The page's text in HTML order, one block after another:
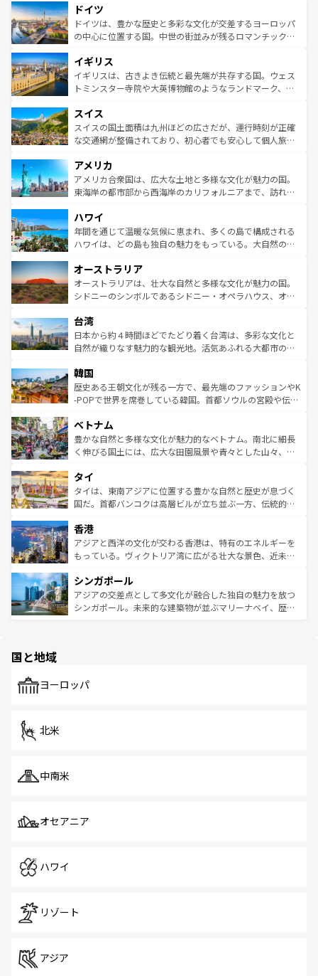
せる。地方によって風土や気候が異なるスペインはその個
性で訪れる人を魅了する。 なお、新着のスペイン情報は コ
ンテンツ一覧を参照してほしい。
で、幅広い魅力が詰まっている。華麗な宮殿、歴史的な大
聖堂、美しいビーチ、そして豊かな自然が、訪れる者を心
から魅了する。また、フランスは美食の国としても知ら
いる。シャンパンの発祥地であるランス、プロヴァンスの
香り高いラベンダー畑など、多彩な楽しみ方が可能だ。さ
らに、パリ以外の地域にも魅力が溢れており、どの街角に
れる地方に足を運ぶとそれぞれで全く異なる文化を体験で
きるだろう。 なお、新着のフランス情報はコンテンツ一覧
を参照してほしい。
ドイツ
ドイツは、豊かな歴史と多彩な文化が交差するヨーロッパ
の中心に位置する国。中世の街並みが残るロマンチック街
顔を持つこの国は、どこを歩いても飽きることがない。ベ
ルリンの文化的活気、バイエルン州のアルプスの絶景、そ
してライン川沿いのワイン畑といった風景は必見。ビール
は、お酒好きな人にはぜひ体験してほしい。 なお、新着の
ドイツ情報はコンテンツ一覧を参照してほしい。
イギリス
イギリスは、古きよき伝統と最先端が共存する国。ウェス
トミンスター寺院や大英博物館のようなランドマーク、歴
リアごとに異なる魅力がある。また、優雅なアフタヌーン
ティー、ビール好きにはたまらない英国パブ、サッカー観
戦など、本場だからこそできる体験も豊富。イギリスを旅
ンツ一覧を参照してほしい。
スイス
スイスの国土面積は九州ほどの広さだが、運行時刻が正確
な交通網が整備されており、初心者でも安心して個人旅行
の建物がそのまま残る町や、スイスならではのユニークな
博物館もあり、アルプス観光だけでなく町歩きも満喫する
ことができる。国民の所得が高いため物価も高いが、旅行
ば市内交通費無料で観光を楽しむこともできる。 なお、新
着のスイス情報はコンテンツ一覧 を参照してほしい。
アメリカ
アメリカ合衆国は、広大な土地と多様な文化が魅力の国。
東海岸の都市部から西海岸のカリフォルニアまで、訪れる
のような巨大都市は、観光、ショッピング、エンターテイ
ンメントが詰まった刺激的なスポットだ。一方、アメリカ
西部には大自然が広がり、グランドキャニオンやイエロー
部のニューオーリンズでは、音楽と美食が融合した独特の
文化が魅力。旅行者はアメリカの各地域で異なる魅力を楽
しみながら、その多様性と豊かな歴史を感じることができ
ならではの贅沢な旅のスタイルだ。 なお、新着のアメリカ
情報はコンテンツ一覧を参照してほしい。
ハワイ
年間を通じて温暖な気候に恵まれ、多くの島で構成される
ハワイは、どの島も独自の魅力をもっている。大自然の神
ワイ島は見逃せない。また、定番の観光地といえばオアフ
島だが、静かな自然を求めるならマウイ島やカウアイ島が
おすすめ。エメラルドグリーンに輝く海をはじめ、豊かな
れるおもてなしの心で訪れる人々を迎えてくれるハワイの
人々、おいしいローカルフードやハワイアンミュージッ
ク、伝統的なフラダンスなど、すべてがハワイの魅力を彩
ワイを、存分に味わってほしい。 なお、新着のハワイ情報
はコンテンツ一覧を参照してほしい。
オーストラリア
オーストラリアは、壮大な自然と多様な文化が魅力の国。
シドニーのシンボルであるシドニー・オペラハウス、オー
リアリーフや大陸中央部にそびえるウルル（エアーズロッ
ク）、タスマニアの美しい原生林やケアンズの熱帯雨林な
ど、見どころがたくさん。また、カフェやワイン、オージ
いる。アクティビティも充実しており、サーフィンやダイ
ビング、ハイキングなど、アウトドア好きにはたまらな
い。オーストラリアの多彩な魅力を存分に味わいつくそ
参照してほしい。
台湾
日本から約４時間ほどでたどり着く台湾は、多彩な文化と
自然が織りなす魅力的な観光地。活気あふれる大都市の台
ン）、静ひつな山岳地帯である台湾東部など、都市の喧騒
と山間の静けさが共存しており、訪れる人に新しい発見と
驚きをもたらしてくれる。また、奥深い台湾の食文化も魅
容にもいいと評判のスイーツなど、バラエティ豊かな料理
が味わえる。 なお、新着の台湾情報は コンテンツ一覧を参
照してほしい。
韓国
歴史ある王朝文化が残る一方で、最先端のファッションやK
-POPで世界を席巻している韓国。首都ソウルの宮殿や伝統
き、地方に足を延ばせば四季折々の自然美を楽しむことが
できる。そして、キムチや焼肉、絶品のストリートフード
まで、さまざまな韓国料理が待っている。夜には、韓国な
リティに包まれながら、韓国の多彩な魅力を心ゆくまで味
わってみてほしい。 なお、新着の韓国情報はコンテンツ一
覧を参照してほしい。
ベトナム
豊かな自然と多様な文化が魅力的なベトナム。南北に細長
く伸びる国土には、広大な田園風景や青々とした山々、世
急速な発展と共に伝統が息づく。ハノイの古い町並みやホ
ーチミン市のフランス統治時代の建物も、独特の雰囲気を
醸し出している。また、バラエティの豊かさとおいしさで
とつ。フォーやバインミー、ベトナムコーヒーなどは、ぜ
ひ現地で味わいたい。どの地域を訪れてもあたたかい人々
が旅行者を迎えてくれるので、きっと忘れられない旅にな
参照してほしい。
タイ
タイは、東南アジアに位置する豊かな自然と歴史が息づく
国だ。首都バンコクは高層ビルが立ち並ぶ一方、伝統的な
の活気が交差している。北部ではチェンマイなどの山岳地
帯で自然と触れ合い、南部ではプーケットやクラビの美し
いビーチでリゾート気分を楽しむことができる。タイ料理
激する。気候は一年中温暖で、どの季節にも異なる楽しみ
が待っている。親しみやすいタイの人々、仏教を中心とし
た文化、そして多様な観光資源が、訪れる旅人を魅了し続
香港
アジアと西洋の文化が交わる香港は、特有のエネルギーを
もっている。ヴィクトリア湾に広がる壮大な景色、近未来
み、どこを訪れても感動するはず。観光スポットが密集し
ており、効率よく見どころを回れるのも魅力。息をのむよ
うな絶景から文化的な体験まで、香港を存分に楽しみ尽く
シンガポール
アジアの交差点として多文化が融合した独自の魅力を放つ
シンガポール。未来的な建築物が並ぶマリーナベイ、歴史
で、ホーカーズは地元の風情を楽しめる外せないスポット
国と地域
ヨーロッパ
北米
中南米
オセアニア
ハワイ
リゾート
アジア